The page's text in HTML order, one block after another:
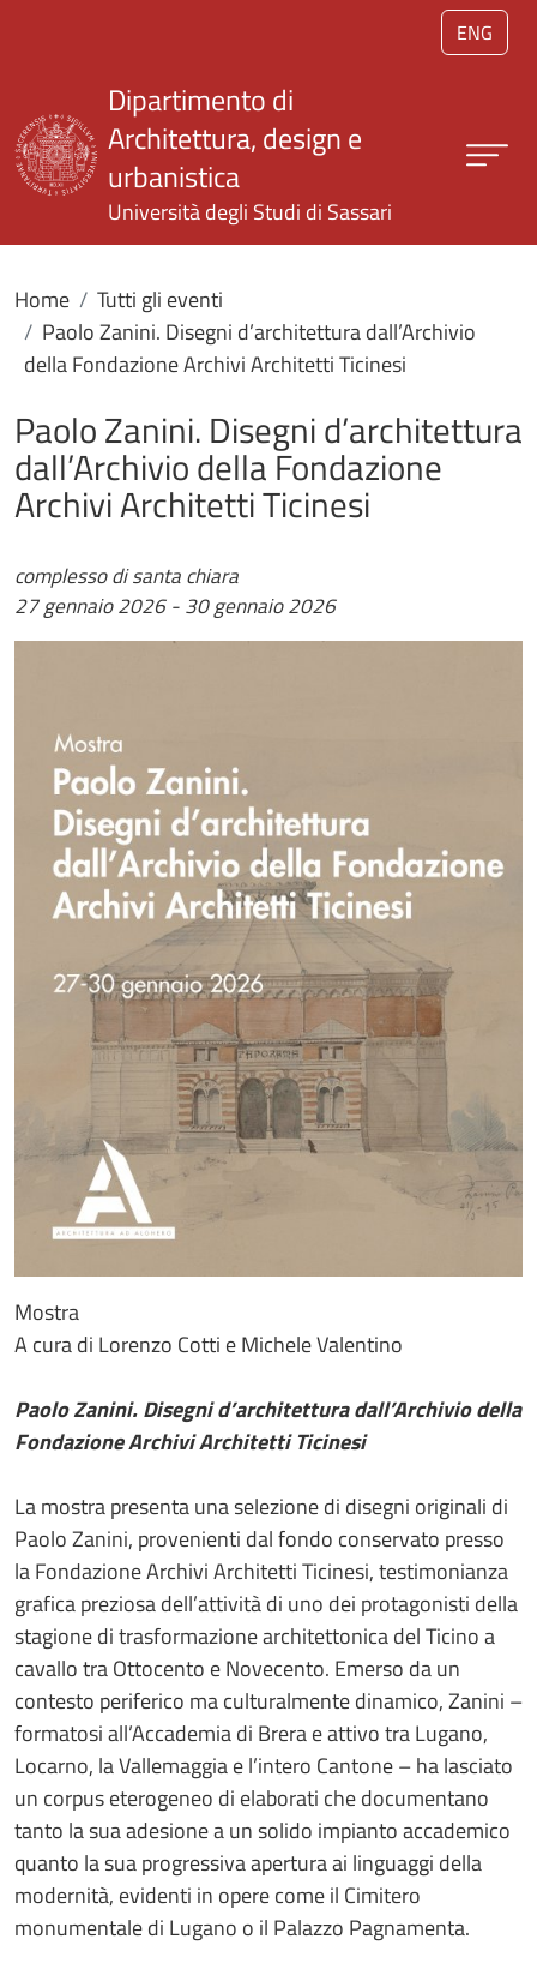
Salta al contenuto principale
ENG
Dipartimento di
Architettura, design e
urbanistica
Università degli Studi di Sassari
Home
Tutti gli eventi
Paolo Zanini. Disegni d’architettura dall’Archivio
della Fondazione Archivi Architetti Ticinesi
Paolo Zanini. Disegni d’architettura
dall’Archivio della Fondazione
Archivi Architetti Ticinesi
complesso di santa chiara
27 gennaio 2026-30 gennaio 2026
Mostra
A cura di Lorenzo Cotti e Michele Valentino
Paolo Zanini. Disegni d’architettura dall’Archivio della
Fondazione Archivi Architetti Ticinesi
La mostra presenta una selezione di disegni originali di
Paolo Zanini, provenienti dal fondo conservato presso
la Fondazione Archivi Architetti Ticinesi, testimonianza
grafica preziosa dell’attività di uno dei protagonisti della
stagione di trasformazione architettonica del Ticino a
cavallo tra Ottocento e Novecento. Emerso da un
contesto periferico ma culturalmente dinamico, Zanini –
formatosi all’Accademia di Brera e attivo tra Lugano,
Locarno, la Vallemaggia e l’intero Cantone – ha lasciato
un corpus eterogeneo di elaborati che documentano
tanto la sua adesione a un solido impianto accademico
quanto la sua progressiva apertura ai linguaggi della
modernità, evidenti in opere come il Cimitero
monumentale di Lugano o il Palazzo Pagnamenta.